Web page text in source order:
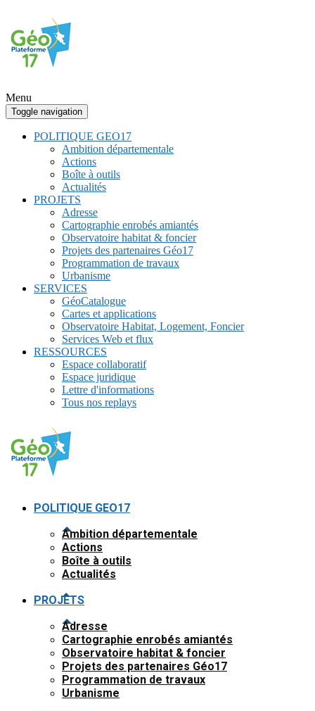
Menu
Toggle navigation
POLITIQUE GEO17
Ambition départementale
Actions
Boîte à outils
Actualités
PROJETS
Adresse
Cartographie enrobés amiantés
Observatoire habitat & foncier
Projets des partenaires Géo17
Programmation de travaux
Urbanisme
SERVICES
GéoCatalogue
Cartes et applications
Observatoire Habitat, Logement, Foncier
Services Web et flux
RESSOURCES
Espace collaboratif
Espace juridique
Lettre d'informations
Tous nos replays
POLITIQUE GEO17
Ambition départementale
Actions
Boîte à outils
Actualités
PROJETS
Adresse
Cartographie enrobés amiantés
Observatoire habitat & foncier
Projets des partenaires Géo17
Programmation de travaux
Urbanisme